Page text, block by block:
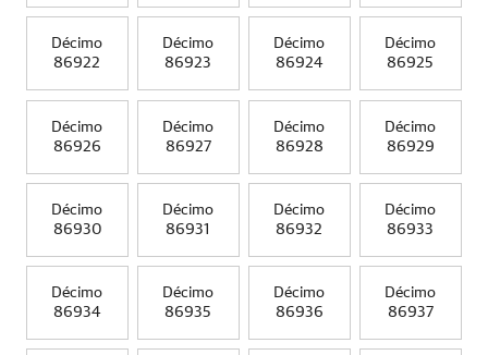
Décimo
86922
Décimo
86923
Décimo
86924
Décimo
86925
Décimo
86926
Décimo
86927
Décimo
86928
Décimo
86929
Décimo
86930
Décimo
86931
Décimo
86932
Décimo
86933
Décimo
86934
Décimo
86935
Décimo
86936
Décimo
86937